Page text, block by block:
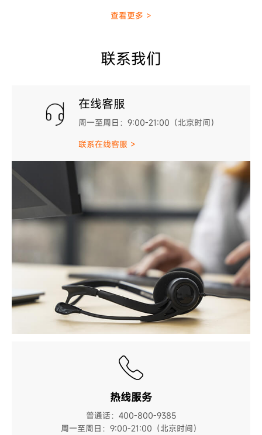
查看更多 >
联系我们
在线客服
周一至周日：9:00-21:00（北京时间）
联系在线客服 >
热线服务
普通话：400-800-9385
周一至周日：9:00-21:00（北京时间）